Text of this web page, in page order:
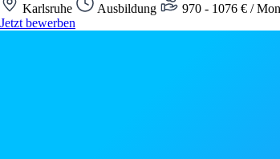
Karlsruhe Ausbildung 970 - 1076 € /
Jetzt bewerben